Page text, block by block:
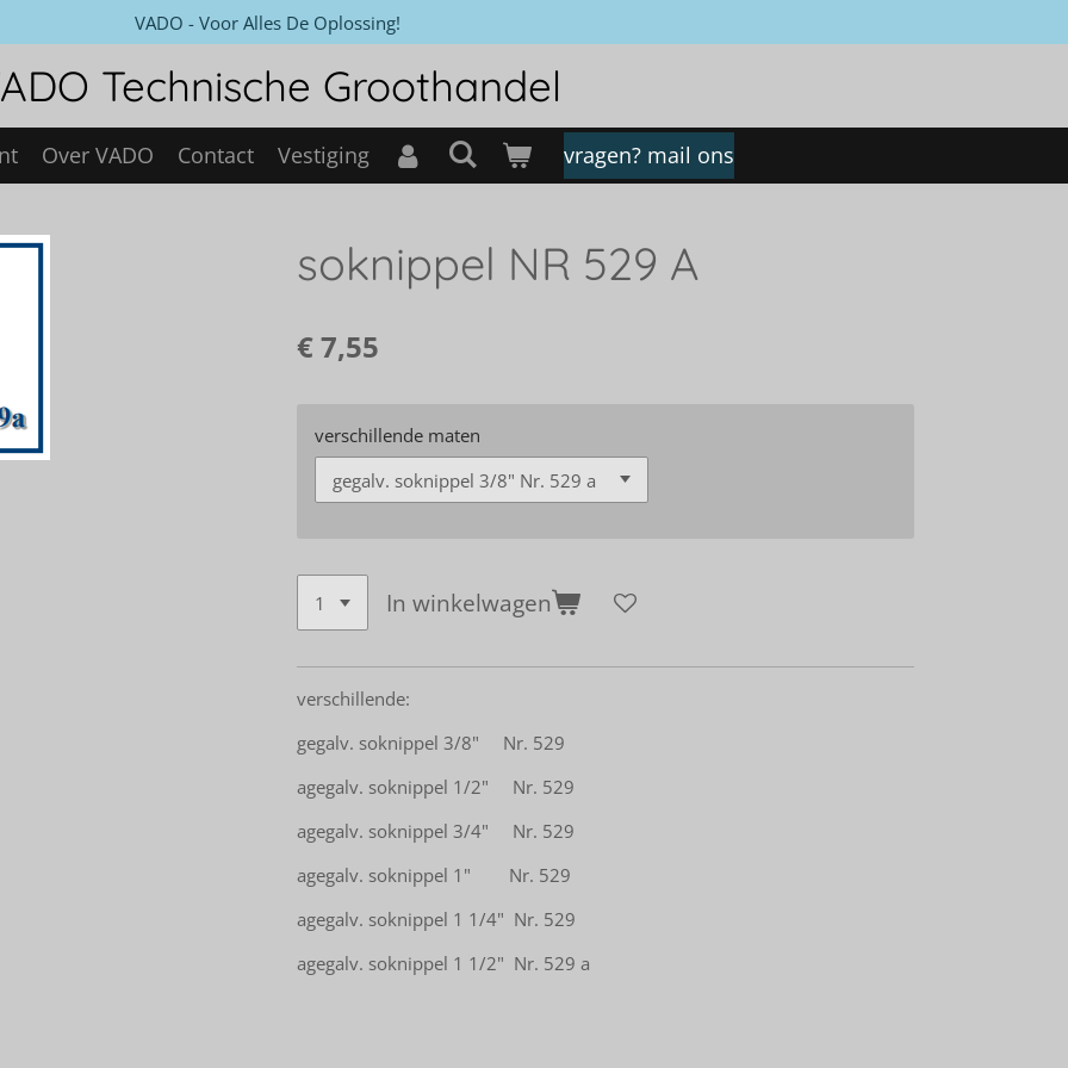
VADO - Voor Alles De Oplossing!
Technische Groothandel
Over VADO Contact Vestiging vragen? mail ons
soknippel NR 529 A
€ 7,55
verschillende maten
In winkelwagen
verschillende:
gegalv. soknippel 3/8" Nr. 529
agegalv. soknippel 1/2" Nr. 529
agegalv. soknippel 3/4" Nr. 529
agegalv. soknippel 1" Nr. 529
agegalv. soknippel 1 1/4" Nr. 529
agegalv. soknippel 1 1/2" Nr. 529 a